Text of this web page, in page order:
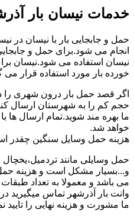
خدمات نیسان بار
حمل و جابجایی بار با نیسان در
نیسان استفاده می شود.نیسان
خورده بار مورد استفاده قرار می
اگر قصد حمل بار درون شهری را
حجم کم را به شهرستان ارسال
ما بهره مند شوید.تمام ارسال ها با
خواهد شد.
هزینه حمل وسایل سنگین چقدر
حمل وسایلی مانند تردمیل،یخچال
و...بسیار مشکل است و هزینه
می باشد و معمولا به تعداد
وانت بار آذرشهر تماس میگیرید
ما مشورت و هزینه نهایی را تایید